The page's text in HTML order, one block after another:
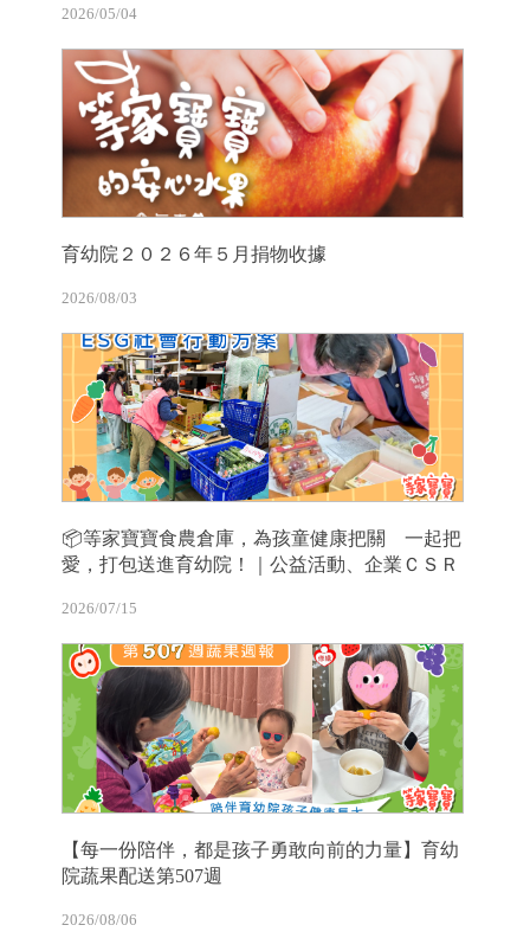
2026/05/04
育幼院２０２６年５月捐物收據
2026/08/03
📦等家寶寶食農倉庫，為孩童健康把關 一起把
愛，打包送進育幼院！｜公益活動、企業ＣＳＲ
2026/07/15
【每一份陪伴，都是孩子勇敢向前的力量】育幼
院蔬果配送第507週
2026/08/06